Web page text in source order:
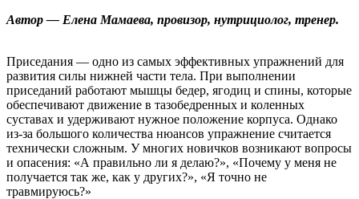
Автор — Елена Мамаева, провизор, нутрициолог, тренер.
Приседания — одно из самых эффективных упражнений для
развития силы нижней части тела. При выполнении
приседаний работают мышцы бедер, ягодиц и спины, которые
обеспечивают движение в тазобедренных и коленных
суставах и удерживают нужное положение корпуса. Однако
из-за большого количества нюансов упражнение считается
технически сложным. У многих новичков возникают вопросы
и опасения: «А правильно ли я делаю?», «Почему у меня не
получается так же, как у других?», «Я точно не
травмируюсь?»